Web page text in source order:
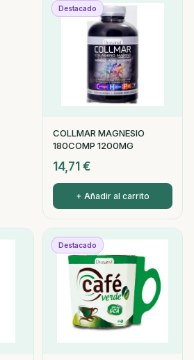
Destacado
COLLMAR MAGNESIO
180COMP 1200MG
14,71 €
+ Añadir al carrito
Destacado